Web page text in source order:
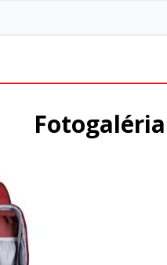
Fotogaléria